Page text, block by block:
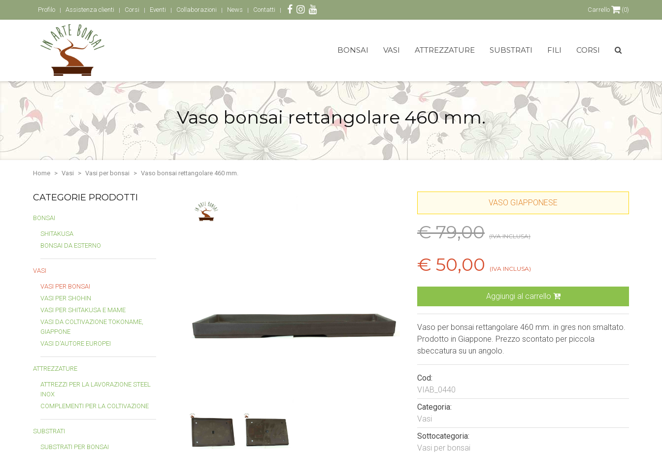
Profilo Assistenza clienti Corsi Eventi Collaborazioni News Contatti Carrello (0)
BONSAI VASI ATTREZZATURE SUBSTRATI FILI CORSI
Vaso bonsai rettangolare 460 mm.
Home Vasi Vasi per bonsai Vaso bonsai rettangolare 460 mm.
CATEGORIE PRODOTTI
BONSAI
SHITAKUSA
BONSAI DA ESTERNO
VASI
VASI PER BONSAI
VASI PER SHOHIN
VASI PER SHITAKUSA E MAME
VASI DA COLTIVAZIONE TOKONAME,
GIAPPONE
VASI D'AUTORE EUROPEI
ATTREZZATURE
ATTREZZI PER LA LAVORAZIONE STEEL
INOX
COMPLEMENTI PER LA COLTIVAZIONE
SUBSTRATI
SUBSTRATI PER BONSAI
VASO GIAPPONESE
€ 79,00 (IVA INCLUSA)
€ 50,00 (IVA INCLUSA)
Aggiungi al carrello
Vaso per bonsai rettangolare 460 mm. in gres non smaltato.
Prodotto in Giappone. Prezzo scontato per piccola
sbeccatura su un angolo.
Cod:
VIAB_0440
Categoria:
Vasi
Sottocategoria:
Vasi per bonsai